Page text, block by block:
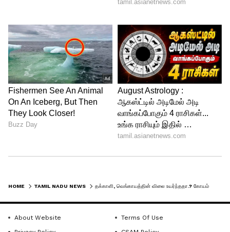
LATEST VIDEOS
ABOUT THE AUTHOR
AK
மற்றும் சிறப்பு செய்தியாளராக பணிபுரிந்துள்ளார்.
HOME TAMIL NADU NEWS
About Website
Terms Of Use